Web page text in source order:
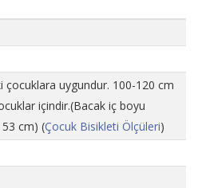
çocuklara uygundur. 100-120 cm
içindir.(Bacak iç boyu
53 cm) (Çocuk Bisikleti Ölçüleri)